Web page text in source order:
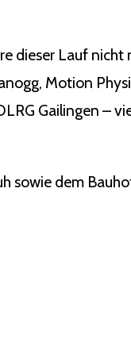
dieser Lauf nicht
Motion
Gailingen –
sowie dem